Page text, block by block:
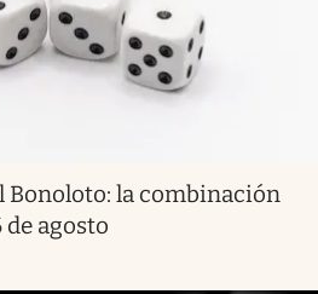
Bonoloto: la combinación
de agosto